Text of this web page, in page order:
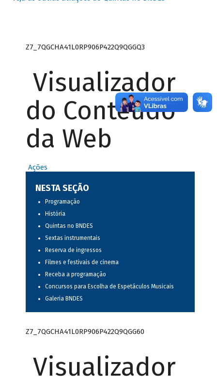
Z7_7QGCHA41L0RP906P422Q9QGGQ3
Visualizador
do Conteúdo
da Web
Ações
NESTA SEÇÃO
Programação
História
Quintas no BNDES
Sextas instrumentais
Reserva de ingressos
Filmes e festivais de cinema
Receba a programação
Concursos para Escolha de Espetáculos Musicais
Galeria BNDES
Z7_7QGCHA41L0RP906P422Q9QGG60
Visualizador